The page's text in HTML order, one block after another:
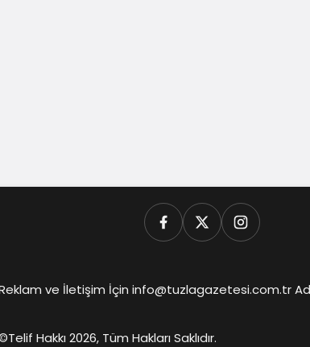
ve İletişim İçin info@tuzlagazetesi.com.tr
Telif Hakkı 2026, Tüm Hakları Saklıdır.